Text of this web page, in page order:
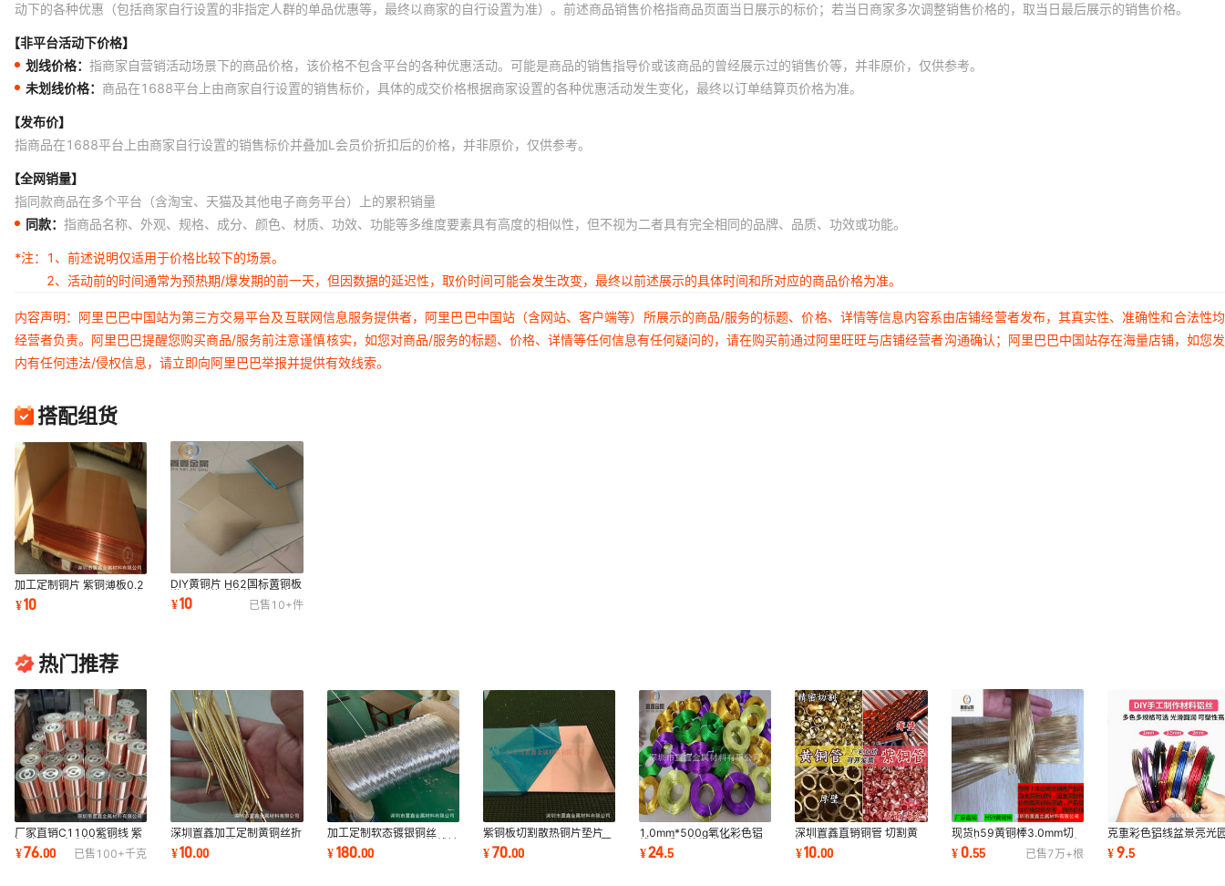
动下的各种优惠（包括商家自行设置的非指定人群的单品优惠等，最终以商家的自行设置为准）。前述商品销售价格指商品页面当日展示的标价；若当日商家多次调整销售价格的，取当日最后展示的销售价格。
【非平台活动下价格】
划线价格： 指商家自营销活动场景下的商品价格，该价格不包含平台的各种优惠活动。可能是商品的销售指导价或该商品的曾经展示过的销售价等，并非原价，仅供参考。
未划线价格： 商品在1688平台上由商家自行设置的销售标价，具体的成交价格根据商家设置的各种优惠活动发生变化，最终以订单结算页价格为准。
【发布价】
指商品在1688平台上由商家自行设置的销售标价并叠加L会员价折扣后的价格，并非原价，仅供参考。
【全网销量】
指同款商品在多个平台（含淘宝、天猫及其他电子商务平台）上的累积销量
同款： 指商品名称、外观、规格、成分、颜色、材质、功效、功能等多维度要素具有高度的相似性，但不视为二者具有完全相同的品牌、品质、功效或功能。
*注：
1、前述说明仅适用于价格比较下的场景。
2、活动前的时间通常为预热期/爆发期的前一天，但因数据的延迟性，取价时间可能会发生改变，最终以前述展示的具体时间和所对应的商品价格为准。
内容声明：阿里巴巴中国站为第三方交易平台及互联网信息服务提供者，阿里巴巴中国站（含网站、客户端等）所展示的商品/服务的标题、价格、详情等信息内容系由店铺经营者发布，其真实性、准确性和合法性
经营者负责。阿里巴巴提醒您购买商品/服务前注意谨慎核实，如您对商品/服务的标题、价格、详情等任何信息有任何疑问的，请在购买前通过阿里旺旺与店铺经营者沟通确认；阿里巴巴中国站存在海量店铺，如您
内有任何违法/侵权信息，请立即向阿里巴巴举报并提供有效线索。
搭配组货
加工定制铜片 紫铜薄板0.2
0.3 0.4 0.5 0.6-6mm 1米
*2米紫铜大板
¥10
DIY黄铜片 H62国标黄铜板
激光切割铜型材铜块圆片异
形铜片定 制
¥10 已售 10+件
热门推荐
厂家直销C1100紫铜线 紫
铜丝加 工定 制镀锡紫铜线
0.05-0.2电源线
¥76.00 已售 100+千克
深圳置鑫加工定制黄铜丝折
弯钝化保色处理 H65饰品
软态黄铜线
¥10.00
加工定制软态镀银铜丝
0.05-1.1mm镀银铜绞线镀
镍铜绞线音频线
¥180.00
紫铜板切割散热铜片垫片
0.03 0.05 0.08 0.1mm薄
红铜箔激光切割
¥70.00
1.0mm*500g氧化彩色铝
线diy手工编织金属丝盆景
编织材料
¥24.5
深圳置鑫直销铜管 切割黄
铜套紫铜套 直径0.8-
15mm h65黄铜管
¥10.00
现货h59黄铜棒3.0mm切
割小铜条 定制1*300mm细
铜棒可加工任意长度
¥0.55 已售7万+根
克重彩色铝线盆景亮光
保色手工配件饰品绕可
装彩色铝线
¥9.5